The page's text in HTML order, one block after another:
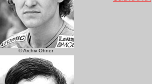
© Archiv Ohner